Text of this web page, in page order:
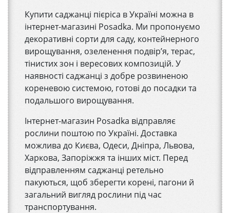
Купити саджанці пієріса в Україні можна в
інтернет-магазині Posadka. Ми пропонуємо
декоративні сорти для саду, контейнерного
вирощування, озеленення подвір’я, терас,
тінистих зон і вересових композицій. У
наявності саджанці з добре розвиненою
кореневою системою, готові до посадки та
подальшого вирощування.
Інтернет-магазин Posadka відправляє
рослини поштою по Україні. Доставка
можлива до Києва, Одеси, Дніпра, Львова,
Харкова, Запоріжжя та інших міст. Перед
відправленням саджанці ретельно
пакуються, щоб зберегти корені, пагони й
загальний вигляд рослини під час
транспортування.